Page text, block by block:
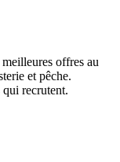
offres au
et pêche.
qui recrutent.